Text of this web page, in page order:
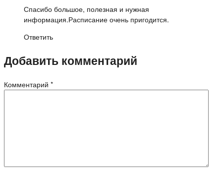
Спасибо большое, полезная и нужная
информация.Расписание очень пригодится.
Ответить
Добавить комментарий
Комментарий *